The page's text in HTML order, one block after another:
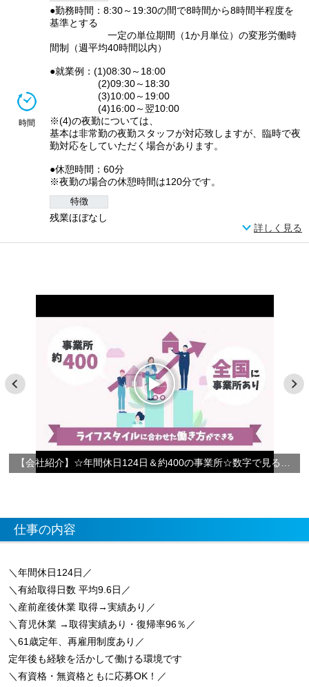
時間
●勤務時間：8:30～19:30の間で8時間から8時間半程度を
基準とする
一定の単位期間（1か月単位）の変形労働時
間制（週平均40時間以内）
●就業例：(1)08:30～18:00
(2)09:30～18:30
(3)10:00～19:00
(4)16:00～翌10:00
※(4)の夜勤については、
基本は非常勤の夜勤スタッフが対応致しますが、臨時で夜
勤対応をしていただく場合があります。
●休憩時間：60分
※夜勤の場合の休憩時間は120分です。
特徴
残業ほぼなし
詳しく見る
【会社紹介】☆年間休日124日＆約400の事業所☆数字で見るやさしい手
仕事の内容
＼年間休日124日／
＼有給取得日数 平均9.6日／
＼産前産後休業 取得→実績あり／
＼育児休業 →取得実績あり・復帰率96％／
＼61歳定年、再雇用制度あり／
定年後も経験を活かして働ける環境です
＼有資格・無資格ともに応募OK！／